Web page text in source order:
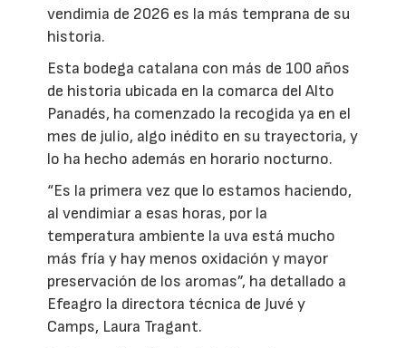
vendimia de 2026 es la más temprana de su
historia.
Esta bodega catalana con más de 100 años
de historia ubicada en la comarca del Alto
Panadés, ha comenzado la recogida ya en el
mes de julio, algo inédito en su trayectoria, y
lo ha hecho además en horario nocturno.
“Es la primera vez que lo estamos haciendo,
al vendimiar a esas horas, por la
temperatura ambiente la uva está mucho
más fría y hay menos oxidación y mayor
preservación de los aromas”, ha detallado a
Efeagro la directora técnica de Juvé y
Camps, Laura Tragant.